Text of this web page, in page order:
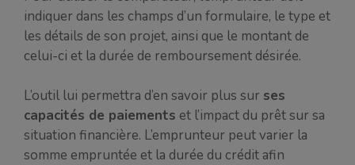
indiquer dans les champs d’un formulaire, le type et
les détails de son projet, ainsi que le montant de
celui-ci et la durée de remboursement désirée.
L’outil lui permettra d’en savoir plus sur ses
capacités de paiements et l’impact du prêt sur sa
situation financière. L’emprunteur peut varier la
somme empruntée et la durée du crédit afin